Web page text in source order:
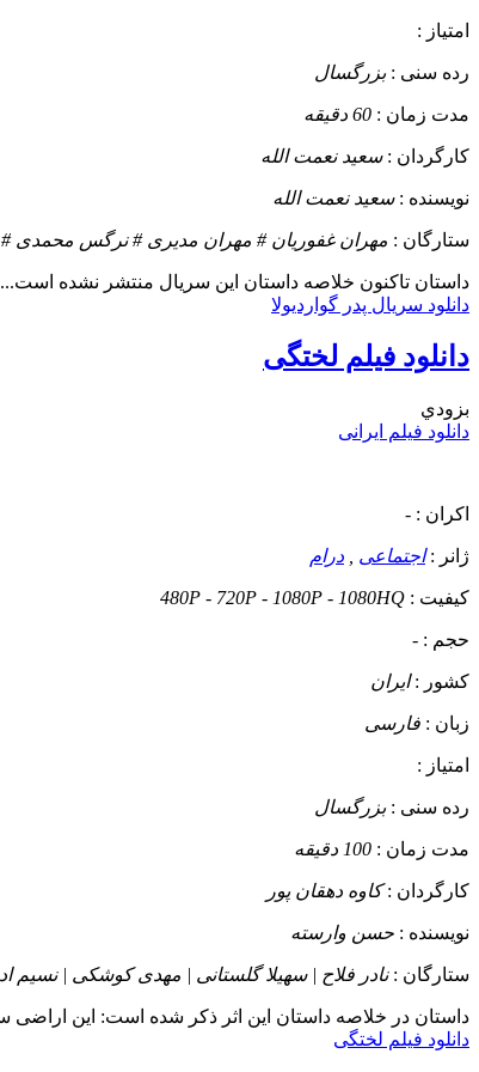
امتیاز :
رده سنی :بزرگسال
مدت زمان : 60 دقیقه
کارگردان :سعید نعمت الله
نویسنده :سعید نعمت الله
ستارگان : مهران غفوریان # مهران مدیری # نرگس محمدی #
داستان تاکنون خلاصه داستان این سریال منتشر نشده است...
دانلود سریال پدر گواردیولا
دانلود فیلم لختگی
بزودي
دانلود فیلم ایرانی
اکران : -
ژانر :اجتماعی درام
کیفیت : 480P - 720P - 1080P - 1080HQ
حجم : -
کشور :ایران
زبان : فارسی
امتیاز :
رده سنی :بزرگسال
مدت زمان : 100 دقیقه
کارگردان :کاوه دهقان پور
نویسنده : حسن وارسته
ستارگان :نادر فلاح | سهیلا گلستانی | مهدی کوشکی | نسیم
داستان در خلاصه داستان این اثر ذکر شده است: این اراضی
دانلود فیلم لختگی